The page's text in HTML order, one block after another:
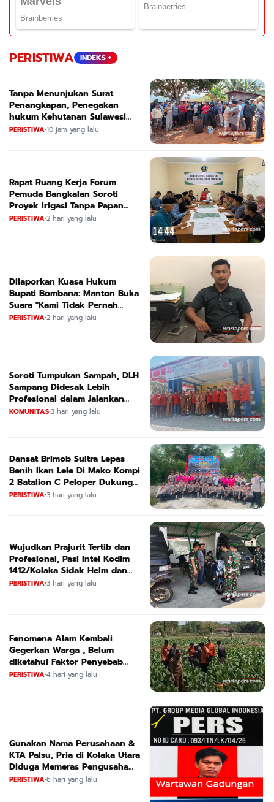
PERISTIWA INDEKS +
Tanpa Menunjukan Surat
Penangkapan, Penegakan
hukum Kehutanan Sulawesi
Selatan Culik Petani Ladah Di
PERISTIWA•10 jam yang lalu
Rapat Ruang Kerja Forum
Pemuda Bangkalan Soroti
Proyek Irigasi Tanpa Papan
Nama
PERISTIWA•2 hari yang lalu
Dilaporkan Kuasa Hukum
Bupati Bombana: Manton Buka
Suara "Kami Tidak Pernah
Menutup Ruang Hak Jawab"
PERISTIWA•2 hari yang lalu
Soroti Tumpukan Sampah, DLH
Sampang Didesak Lebih
Profesional dalam Jalankan
Tugas
KOMUNITAS•3 hari yang lalu
Dansat Brimob Sultra Lepas
Benih Ikan Lele Di Mako Kompi
2 Batalion C Peloper Dukung
ketahanan Pangan Nasional
PERISTIWA•3 hari yang lalu
Wujudkan Prajurit Tertib dan
Profesional, Pasi Intel Kodim
1412/Kolaka Sidak Helm dan
Kendaraan
PERISTIWA•3 hari yang lalu
Fenomena Alam Kembali
Gegerkan Warga , Belum
diketahui Faktor Penyebab
Suara
PERISTIWA•4 hari yang lalu
Gunakan Nama Perusahaan &
KTA Palsu, Pria di Kolaka Utara
Diduga Memeras Pengusaha
Tambang dan Minyak
PERISTIWA•6 hari yang lalu